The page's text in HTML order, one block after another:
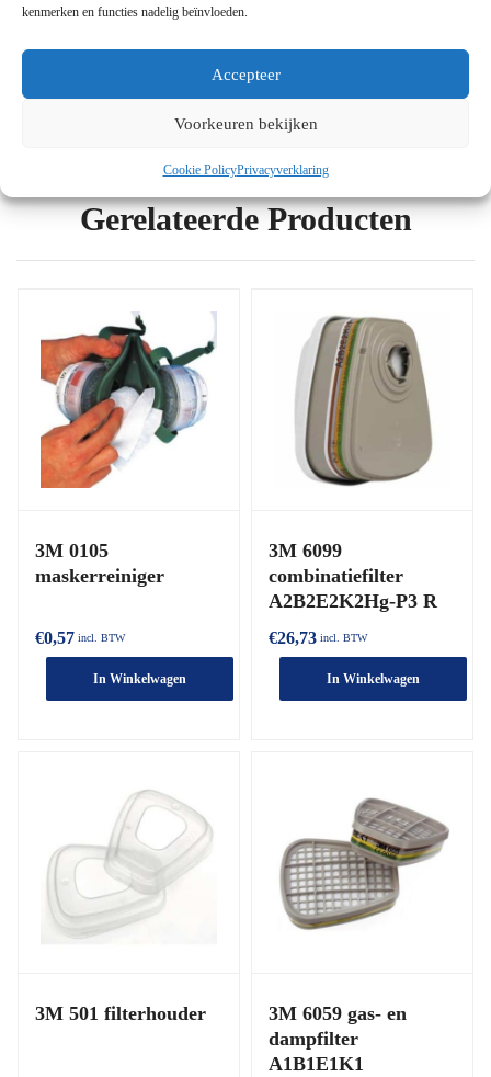
kenmerken en functies nadelig beïnvloeden.
Accepteer
Voorkeuren bekijken
Cookie PolicyPrivacyverklaring
– Kleur Wit
Gerelateerde Producten
3M 0105
maskerreiniger
€0,57 incl. BTW
In Winkelwagen
3M 6099
combinatiefilter
A2B2E2K2Hg-P3 R
€26,73 incl. BTW
In Winkelwagen
3M 501 filterhouder
3M 6059 gas- en
dampfilter
A1B1E1K1